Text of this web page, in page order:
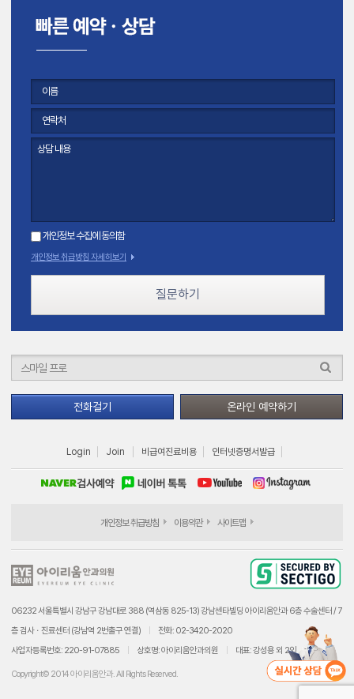
개인정보 수집에 동의함
개인정보 취급방침 자세히보기
질문하기
전화걸기 온라인 예약하기
Login Join 비급여진료비용 인터넷증명서발급
개인정보 취급방침 이용약관 사이트맵
06232 서울특별시 강남구 강남대로 388 (역삼동 825-13) 강남센타빌딩 아이리움안과 6층 수술센터 / 7
층 검사ㆍ진료센터 (강남역 2번출구 연결)
전화: 02-3420-2020
사업자등록번호: 220-91-07885
상호명: 아이리움안과의원 대표: 강성용 외 2인
Copyright© 2014 아이리움안과. All Rights Reserved.